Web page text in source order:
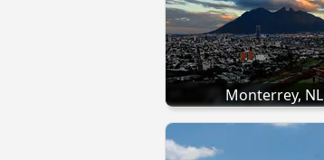
Monterrey, NL